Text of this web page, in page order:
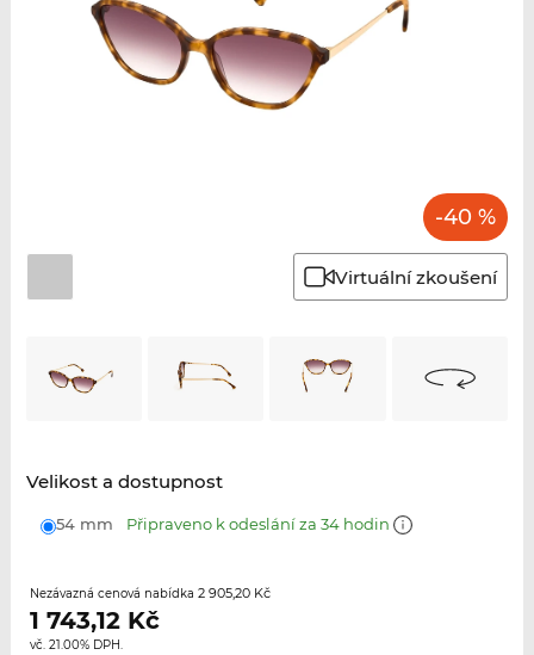
-40 %
Virtuální zkoušení
Velikost a dostupnost
54 mm Připraveno k odeslání za 34 hodin
Nezávazná cenová nabídka 2 905,20 Kč
1 743,12Kč
vč. 21.00% DPH.